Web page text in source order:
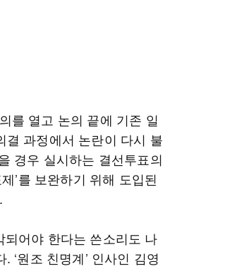
를 열고 논의 끝에 기존 일
결 과정에서 논란이 다시 불
경우 실시하는 결선투표의
’를 보완하기 위해 도입된
되어야 한다는 쓴소리도 나
‘원조 친명계’ 인사인 김영